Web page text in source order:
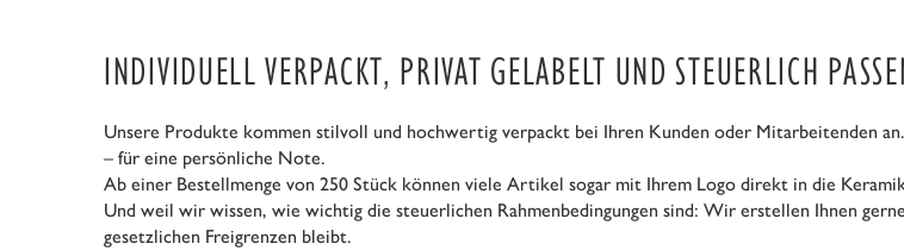
INDIVIDUELL VERPACKT, PRIVAT GELABELT UND STEUERLICH
Unsere Produkte kommen stilvoll und hochwertig verpackt bei Ihren Kunden oder Mitarbeitenden
– für eine persönliche Note.
Ab einer Bestellmenge von 250 Stück können viele Artikel sogar mit Ihrem Logo direkt in die
Und weil wir wissen, wie wichtig die steuerlichen Rahmenbedingungen sind: Wir erstellen Ihnen
gesetzlichen Freigrenzen bleibt.